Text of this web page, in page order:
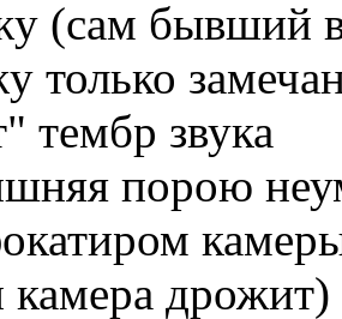
(сам бывший
только
тембр звука
порою
камера дрожит)